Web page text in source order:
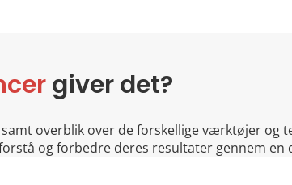
giver det?
overblik over de forskellige værktøjer og
og forbedre deres resultater gennem en